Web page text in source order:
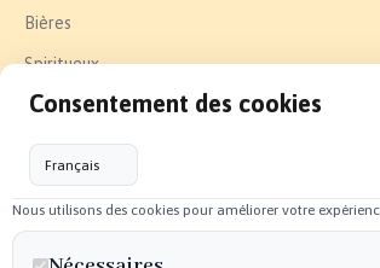
Bières
Spiritueux
Effervescent
Epicerie fine
Accessoires
Consentement des cookies
Nous utilisons des cookies pour améliorer votre